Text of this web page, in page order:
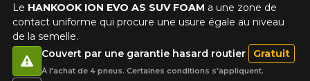
Le HANKOOK ION EVO AS SUV FOAM a une zone de
contact uniforme qui procure une usure égale au niveau
de la semelle.
Couvert par une garantie hasard routier Gratuit
À l'achat de 4 pneus. Certaines conditions s'appliquent.
Courriel